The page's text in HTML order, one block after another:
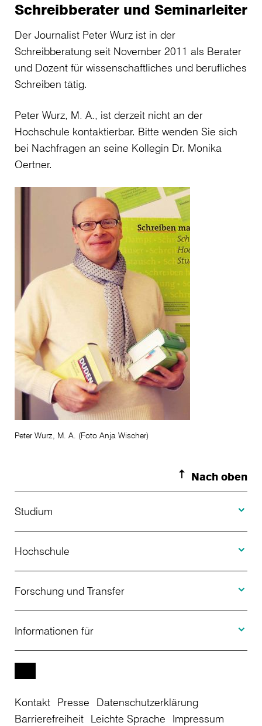
Schreibberater und Seminarleiter
Der Journalist Peter Wurz ist in der
Schreibberatung seit November 2011 als Berater
und Dozent für wissenschaftliches und berufliches
Schreiben tätig.
Peter Wurz, M. A., ist derzeit nicht an der
Hochschule kontaktierbar. Bitte wenden Sie sich
bei Nachfragen an seine Kollegin Dr. Monika
Oertner.
Peter Wurz, M. A. (Foto Anja Wischer)
Nach oben
Studium
Studienangebot
Bewerbung
Studienberatung
Weiterbildung
Studienkolleg
Hochschule
Über uns
Aktuelles
Einrichtungen
Forschung und Transfer
Projekte
Informationen für
Studierende
Kontakt Presse
Datenschutzerklärung
Barrierefreiheit Leichte Sprache Impressum